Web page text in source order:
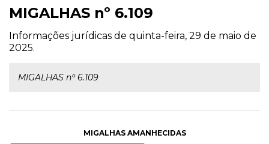
MIGALHAS nº 6.109
Informações jurídicas de quinta-feira, 29 de maio de
2025.
MIGALHAS nº 6.109
MIGALHAS AMANHECIDAS